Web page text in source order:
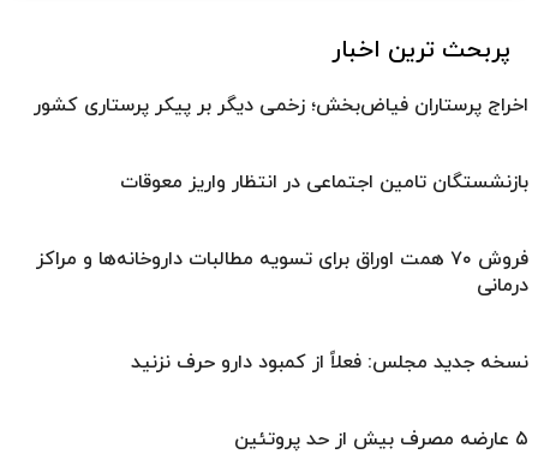
پربحث ترین اخبار
اخراج پرستاران فیاض‌بخش؛ زخمی دیگر بر پیکر پرستاری کشور
بازنشستگان تامین اجتماعی در انتظار واریز معوقات
فروش ۷۰ همت اوراق برای تسویه مطالبات داروخانه‌ها و مراکز
درمانی
نسخه جدید مجلس: فعلاً از کمبود دارو حرف نزنید
۵ عارضه مصرف بیش از حد پروتئین